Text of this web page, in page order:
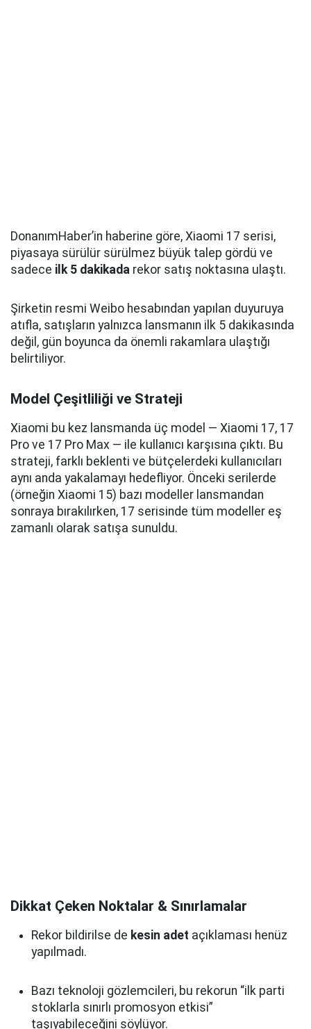
DonanımHaber’in haberine göre, Xiaomi 17 serisi,
piyasaya sürülür sürülmez büyük talep gördü ve
sadece ilk 5 dakikada rekor satış noktasına ulaştı.
Şirketin resmi Weibo hesabından yapılan duyuruya
atıfla, satışların yalnızca lansmanın ilk 5 dakikasında
değil, gün boyunca da önemli rakamlara ulaştığı
belirtiliyor.
Model Çeşitliliği ve Strateji
Xiaomi bu kez lansmanda üç model — Xiaomi 17, 17
Pro ve 17 Pro Max — ile kullanıcı karşısına çıktı. Bu
strateji, farklı beklenti ve bütçelerdeki kullanıcıları
aynı anda yakalamayı hedefliyor. Önceki serilerde
(örneğin Xiaomi 15) bazı modeller lansmandan
sonraya bırakılırken, 17 serisinde tüm modeller eş
zamanlı olarak satışa sunuldu.
Dikkat Çeken Noktalar & Sınırlamalar
Rekor bildirilse de kesin adet açıklaması henüz
yapılmadı.
Bazı teknoloji gözlemcileri, bu rekorun “ilk parti
stoklarla sınırlı promosyon etkisi”
taşıyabileceğini söylüyor.